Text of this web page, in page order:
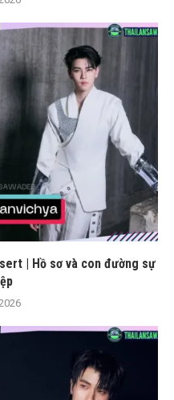
| Hồ sơ và con đường sự